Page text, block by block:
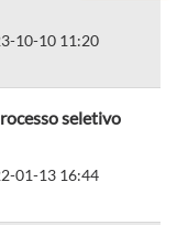
10-10 11:20
seletivo
01-13 16:44